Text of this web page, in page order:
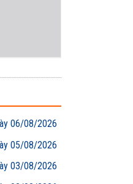
06/08/2026
05/08/2026
03/08/2026